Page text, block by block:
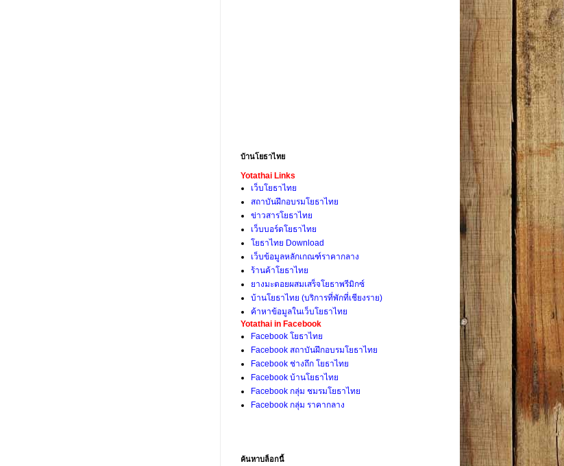
บ้านโยธาไทย
Yotathai Links
เว็บโยธาไทย
สถาบันฝึกอบรมโยธาไทย
ข่าวสารโยธาไทย
เว็บบอร์ดโยธาไทย
โยธาไทย Download
เว็บข้อมูลหลักเกณฑ์ราคากลาง
ร้านค้าโยธาไทย
ยางมะตอยผสมเสร็จโยธาพรีมิกซ์
บ้านโยธาไทย (บริการที่พักที่เชียงราย)
ค้าหาข้อมูลในเว็บโยธาไทย
Yotathai in Facebook
Facebook โยธาไทย
Facebook สถาบันฝึกอบรมโยธาไทย
Facebook ช่างถึก โยธาไทย
Facebook บ้านโยธาไทย
Facebook กลุ่ม ชมรมโยธาไทย
Facebook กลุ่ม ราคากลาง
ค้นหาบล็อกนี้